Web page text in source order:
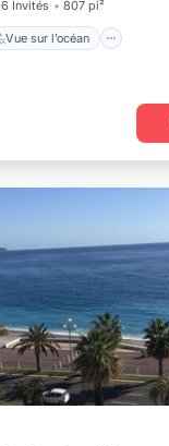
6 Invités 807 pi²
Vue sur l’océan